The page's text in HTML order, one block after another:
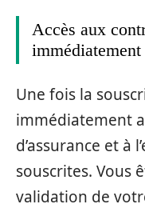
Accès aux
immédiatement
Une fois la
immédiatement
d’assurance et à
souscrites. Vous
validation de